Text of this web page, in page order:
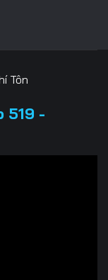
Tôn
519 -